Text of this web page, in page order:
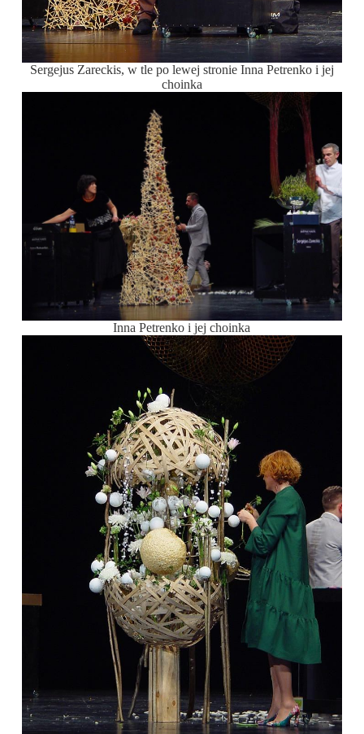
Sergejus Zareckis, w tle po lewej stronie Inna Petrenko i jej
choinka
Inna Petrenko i jej choinka